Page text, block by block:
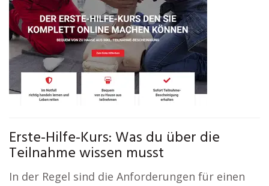
Erste-Hilfe-Kurs: Was du über die
Teilnahme wissen musst
In der Regel sind die Anforderungen für einen